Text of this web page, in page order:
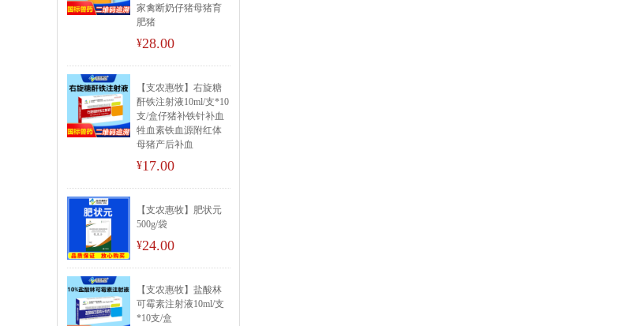
家禽断奶仔猪母猪育
肥猪
¥28.00
【支农惠牧】右旋糖
酐铁注射液10ml/支*10
支/盒仔猪补铁针补血
牲血素铁血源附红体
母猪产后补血
¥17.00
【支农惠牧】肥状元
500g/袋
¥24.00
【支农惠牧】盐酸林
可霉素注射液10ml/支
*10支/盒